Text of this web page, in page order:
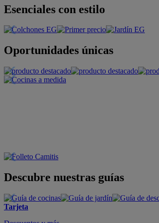
Esenciales con estilo
Oportunidades únicas
Descubre nuestras guías
Tarjeta